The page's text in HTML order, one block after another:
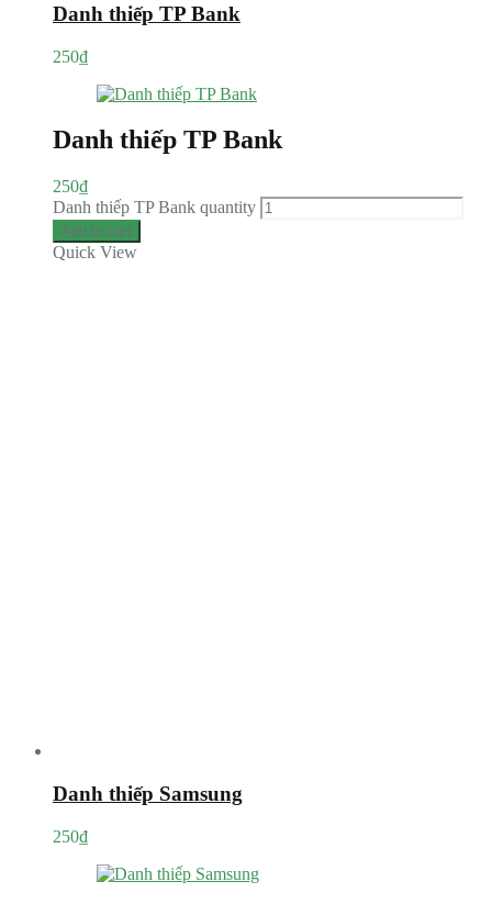
Danh thiếp TP Bank
250₫
Danh thiếp TP Bank
250₫
Danh thiếp TP Bank quantity
Add to cart
Quick View
Danh thiếp Samsung
250₫